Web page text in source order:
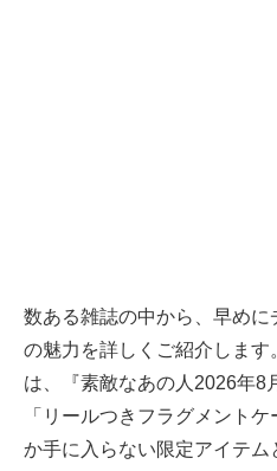
数ある雑誌の中から、早め
の魅力を詳しくご紹介しま
は、『素敵なあの人2026年8
「リールつきフラグメント
か手に入らない限定アイテ